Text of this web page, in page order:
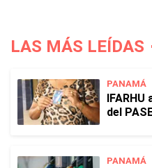
LAS MÁS LEÍDAS
PANAMÁ
del
PANAMÁ